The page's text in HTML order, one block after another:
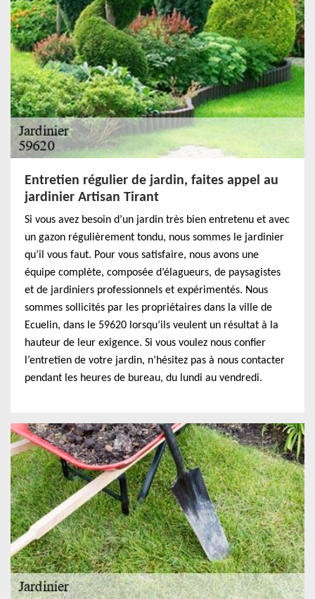
Entretien régulier de jardin, faites appel au
jardinier Artisan Tirant
Si vous avez besoin d’un jardin très bien entretenu et avec
un gazon régulièrement tondu, nous sommes le jardinier
qu’il vous faut. Pour vous satisfaire, nous avons une
équipe complète, composée d’élagueurs, de paysagistes
et de jardiniers professionnels et expérimentés. Nous
sommes sollicités par les propriétaires dans la ville de
Ecuelin, dans le 59620 lorsqu’ils veulent un résultat à la
hauteur de leur exigence. Si vous voulez nous confier
l’entretien de votre jardin, n’hésitez pas à nous contacter
pendant les heures de bureau, du lundi au vendredi.